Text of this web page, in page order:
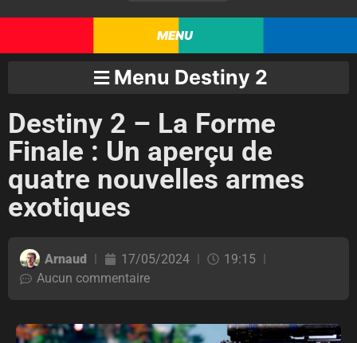
MENU
Menu Destiny 2
Destiny 2 – La Forme
Finale : Un aperçu de
quatre nouvelles armes
exotiques
Arnaud 17/05/2024
19:15
Aucun commentaire